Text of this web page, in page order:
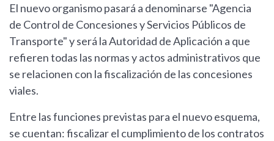
El nuevo organismo pasará a denominarse "Agencia
de Control de Concesiones y Servicios Públicos de
Transporte" y será la Autoridad de Aplicación a que
refieren todas las normas y actos administrativos que
se relacionen con la fiscalización de las concesiones
viales.
Entre las funciones previstas para el nuevo esquema,
se cuentan: fiscalizar el cumplimiento de los contratos